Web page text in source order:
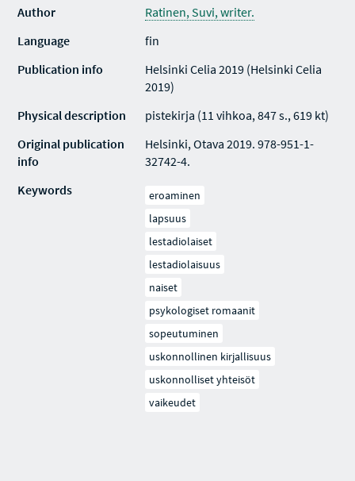
Author
Ratinen, Suvi, writer.
Language
fin
Publication info
Helsinki Celia 2019 (Helsinki Celia
2019)
Physical description
pistekirja (11 vihkoa, 847 s., 619 kt)
Original publication
info
Helsinki, Otava 2019. 978-951-1-
32742-4.
Keywords
eroaminen
lapsuus
lestadiolaiset
lestadiolaisuus
naiset
psykologiset romaanit
sopeutuminen
uskonnollinen kirjallisuus
uskonnolliset yhteisöt
vaikeudet